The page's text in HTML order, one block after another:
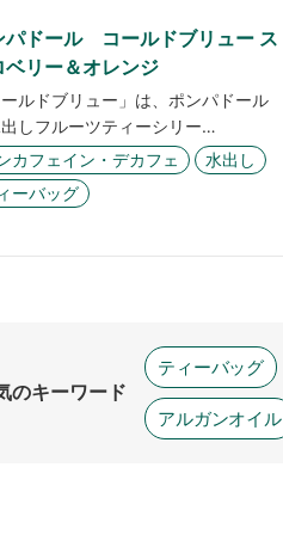
パドール コールドブリュー ス
ベリー＆オレンジ
ールドブリュー」は、ポンパドール
しフルーツティーシリー…
カフェイン・デカフェ
水出し
ーバッグ
のキーワード
ティーバッグ
アルガンオイル